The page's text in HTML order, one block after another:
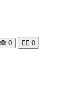
🙈 0 🧘‍♀️ 0